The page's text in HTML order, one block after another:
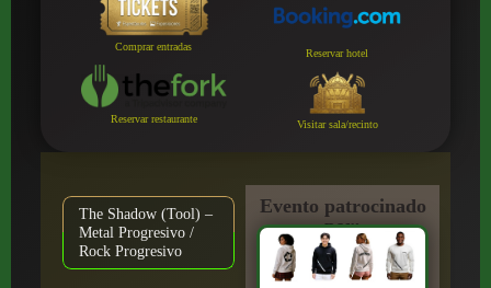
Comprar entradas
Reservar hotel
Reservar restaurante Visitar sala/recinto
The Shadow (Tool) –
Metal Progresivo /
Rock Progresivo
Evento patrocinado
por: